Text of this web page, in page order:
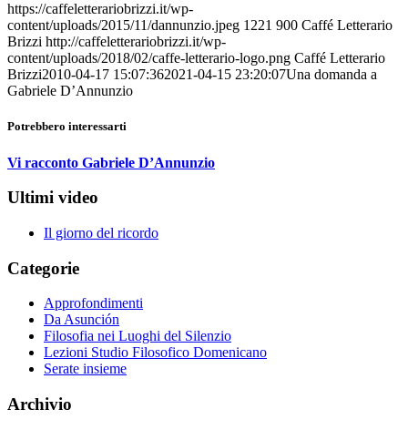
https://caffeletterariobrizzi.it/wp-
content/uploads/2015/11/dannunzio.jpeg 1221 900 Caffé Letterario
Brizzi http://caffeletterariobrizzi.it/wp-
content/uploads/2018/02/caffe-letterario-logo.png Caffé Letterario
Brizzi2010-04-17 15:07:362021-04-15 23:20:07Una domanda a
Gabriele D’Annunzio
Potrebbero interessarti
Vi racconto Gabriele D’Annunzio
Ultimi video
Il giorno del ricordo
Categorie
Approfondimenti
Da Asunción
Filosofia nei Luoghi del Silenzio
Lezioni Studio Filosofico Domenicano
Serate insieme
Archivio